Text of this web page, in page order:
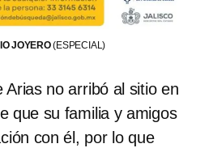
JOYERO(ESPECIAL)
no arribó al sitio en
que su familia y amigos
con él, por lo que